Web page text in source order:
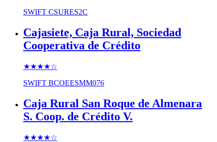
SWIFT CSURES2C
Cajasiete, Caja Rural, Sociedad
Cooperativa de Crédito
★★★★☆
SWIFT BCOEESMM076
Caja Rural San Roque de Almenara
S. Coop. de Crédito V.
★★★★☆